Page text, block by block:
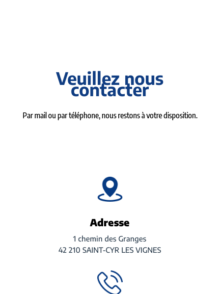
Veuillez nous
contacter
Par mail ou par téléphone, nous restons à votre disposition.
Adresse
1 chemin des Granges
42 210 SAINT-CYR LES VIGNES